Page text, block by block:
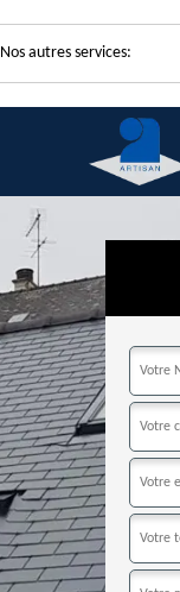
Nos autres services: